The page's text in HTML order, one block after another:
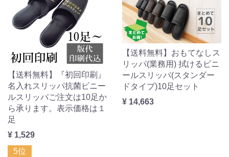
【送料無料】『初回印刷』
名入れスリッパ抗菌ビニー
ルスリッパご注文は10足か
ら承ります。表示価格は１
足
¥ 1,529
【送料無料】おもてなしス
リッパ(業務用) 拭けるビニ
ールスリッパ(スタンダー
ドタイプ)10足セット
¥ 14,663
5位